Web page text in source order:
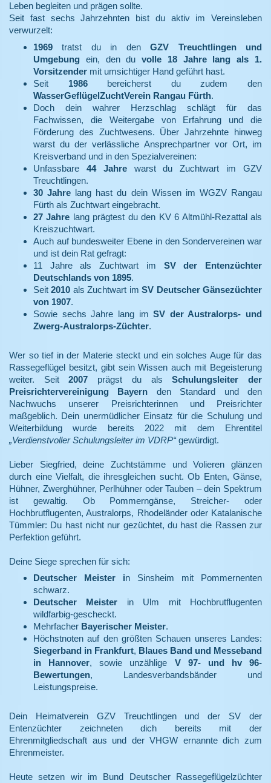
Leben begleiten und prägen sollte.
Seit fast sechs Jahrzehnten bist du aktiv im Vereinsleben
verwurzelt:
1969 tratst du in denGZV Treuchtlingen und
Umgebung ein, den duvolle 18 Jahre lang als 1.
Vorsitzender mit umsichtiger Hand geführt hast.
Seit 1986bereicherst du zudem den
WasserGeflügelZuchtVerein Rangau Fürth.
Doch dein wahrer Herzschlag schlägt für das
Fachwissen, die Weitergabe von Erfahrung und die
Förderung des Zuchtwesens. Über Jahrzehnte hinweg
warst du der verlässliche Ansprechpartner vor Ort, im
Kreisverband und in den Spezialvereinen:
Unfassbare 44 Jahrewarst du Zuchtwart im GZV
Treuchtlingen.
30 Jahre lang hast du dein Wissen im WGZV Rangau
Fürth als Zuchtwart eingebracht.
27 Jahre lang prägtest du den KV 6 Altmühl-Rezattal als
Kreiszuchtwart.
Auch auf bundesweiter Ebene in den Sondervereinen war
und ist dein Rat gefragt:
11 Jahre als Zuchtwart im SV der Entenzüchter
Deutschlands von 1895.
Seit2010 als Zuchtwart imSV Deutscher Gänsezüchter
von 1907.
Sowie sechs Jahre lang imSV der Australorps- und
Zwerg-Australorps-Züchter.
Wer so tief in der Materie steckt und ein solches Auge für das
Rassegeflügel besitzt, gibt sein Wissen auch mit Begeisterung
weiter. Seit2007 prägst du alsSchulungsleiter der
Preisrichtervereinigung Bayern den Standard und den
Nachwuchs unserer Preisrichterinnen und Preisrichter
maßgeblich. Dein unermüdlicher Einsatz für die Schulung und
Weiterbildung wurde bereits 2022 mit dem Ehrentitel
„Verdienstvoller Schulungsleiter im VDRP“gewürdigt.
Lieber Siegfried, deine Zuchtstämme und Volieren glänzen
durch eine Vielfalt, die ihresgleichen sucht. Ob Enten, Gänse,
Hühner, Zwerghühner, Perlhühner oder Tauben – dein Spektrum
ist gewaltig. Ob Pommerngänse, Streicher- oder
Hochbrutflugenten, Australorps, Rhodeländer oder Katalanische
Tümmler: Du hast nicht nur gezüchtet, du hast die Rassen zur
Perfektion geführt.
Deine Siege sprechen für sich:
Deutscher Meister in Sinsheim mit Pommernenten
schwarz.
Deutscher Meister in Ulm mit Hochbrutflugenten
wildfarbig-gescheckt.
Mehrfacher Bayerischer Meister.
Höchstnoten auf den größten Schauen unseres Landes:
Siegerband in Frankfurt, Blaues Band und Messeband
in Hannover, sowie unzählige V 97- und hv 96-
Bewertungen, Landesverbandsbänder und
Leistungspreise.
Dein Heimatverein GZV Treuchtlingen und der SV der
Entenzüchter zeichneten dich bereits mit der
Ehrenmitgliedschaft aus und der VHGW ernannte dich zum
Ehrenmeister.
Heute setzen wir im Bund Deutscher Rassegeflügelzüchter